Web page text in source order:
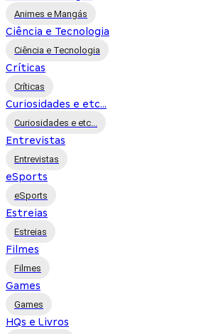
Animes e Mangás
Ciência e Tecnologia
Ciência e Tecnologia
Críticas
Críticas
Curiosidades e etc...
Curiosidades e etc...
Entrevistas
Entrevistas
eSports
eSports
Estreias
Estreias
Filmes
Filmes
Games
Games
HQs e Livros